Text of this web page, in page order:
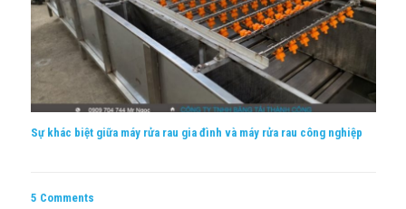
Sự khác biệt giữa máy rửa rau gia đình và máy rửa rau công nghiệp
5 Comments